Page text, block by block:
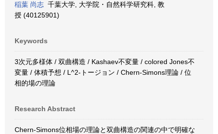
稲葉 尚志 千葉大学, 大学院・自然科学研究科, 教
授 (40125901)
Keywords
3次元多様体 / 双曲構造 / Kashaev不変量 / colored Jones不
変量 / 体積予想 / L^2-トージョン / Chern-Simons理論 / 位
相的場の理論
Research Abstract
Chern-Simons位相場の理論と双曲構造の関連の中で明確な